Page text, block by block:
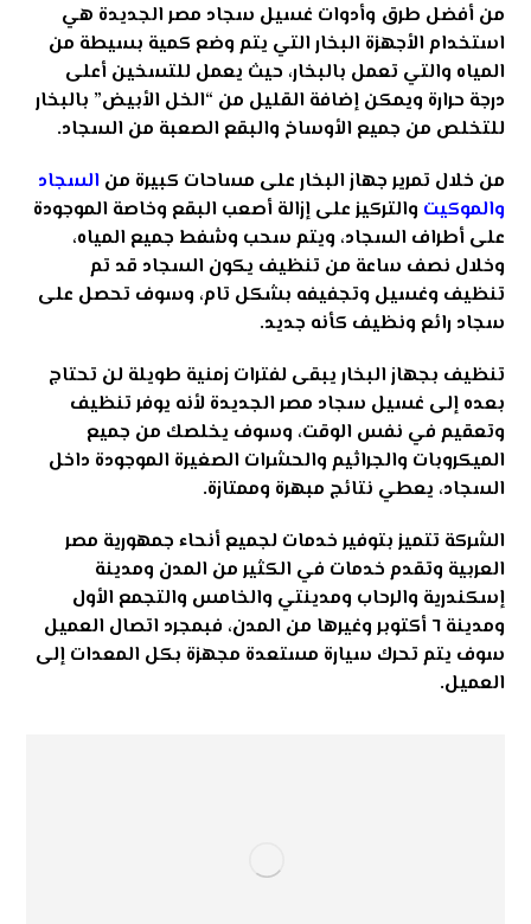
من أفضل طرق وأدوات غسيل سجاد مصر الجديدة هي
استخدام الأجهزة البخار التي يتم وضع كمية بسيطة من
المياه والتي تعمل بالبخار، حيث يعمل للتسخين أعلى
درجة حرارة ويمكن إضافة القليل من “الخل الأبيض” بالبخار
للتخلص من جميع الأوساخ والبقع الصعبة من السجاد.
من خلال تمرير جهاز البخار على مساحات كبيرة من السجاد
والموكيت والتركيز على إزالة أصعب البقع وخاصة الموجودة
على أطراف السجاد، ويتم سحب وشفط جميع المياه،
وخلال نصف ساعة من تنظيف يكون السجاد قد تم
تنظيف وغسيل وتجفيفه بشكل تام، وسوف تحصل على
سجاد رائع ونظيف كأنه جديد.
تنظيف بجهاز البخار يبقى لفترات زمنية طويلة لن تحتاج
بعده إلى غسيل سجاد مصر الجديدة لأنه يوفر تنظيف
وتعقيم في نفس الوقت، وسوف يخلصك من جميع
الميكروبات والجراثيم والحشرات الصغيرة الموجودة داخل
السجاد، يعطي نتائج مبهرة وممتازة.
الشركة تتميز بتوفير خدمات لجميع أنحاء جمهورية مصر
العربية وتقدم خدمات في الكثير من المدن ومدينة
إسكندرية والرحاب ومدينتي والخامس والتجمع الأول
ومدينة ٦ أكتوبر وغيرها من المدن، فبمجرد اتصال العميل
سوف يتم تحرك سيارة مستعدة مجهزة بكل المعدات إلى
العميل.